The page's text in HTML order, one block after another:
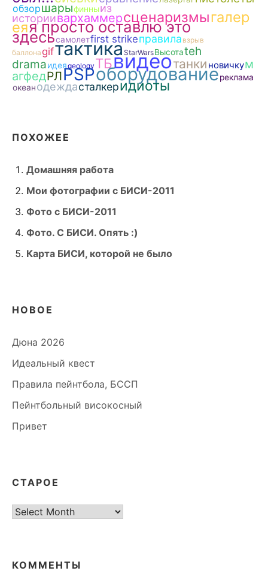
обзоршарыфинныиз
историивархаммерсценаризмыгалер
еяя просто оставлю это
здесьсамолетfirst strikeправила взрыв
баллона gifтактикаStarWarsВысотаteh
dramaидеяgeology ТБвидеотанки новичкум
агфедРЛPSPоборудованиереклама
океанодеждасталкеридиоты
ПОХОЖЕЕ
Домашняя работа
Мои фотографии с БИСИ-2011
Фото с БИСИ-2011
Фото. С БИСИ. Опять :)
Карта БИСИ, которой не было
НОВОЕ
Дюна 2026
Идеальный квест
Правила пейнтбола, БССП
Пейнтбольный високосный
Привет
СТАРОЕ
старое
КОММЕНТЫ